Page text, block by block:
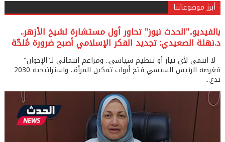
أبرز موضوعاتنا
بالفيديو.."الحدث نيوز" تحاور أول مستشارة لشيخ الأزهر..
د.نهلة الصعيدي: تجديد الفكر الإسلامي أصبح ضرورة مُلحّة
لا انتمي لأي تيار أو تنظيم سياسي.. ومزاعم انتمائي لـ"الإخوان"
مُغرضة الرئيس السيسي فتح أبواب تمكين المرأة.. واستراتيجية 2030
تدع...